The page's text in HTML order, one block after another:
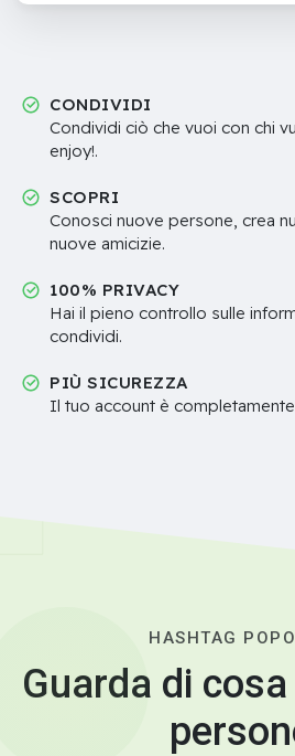
CONDIVIDI
Condividi ciò che vuoi con chi
enjoy!.
SCOPRI
Conosci nuove persone, crea
nuove amicizie.
100% PRIVACY
Hai il pieno controllo sulle
condividi.
PIÙ SICUREZZA
Il tuo account è
HASHTAG
Guarda di